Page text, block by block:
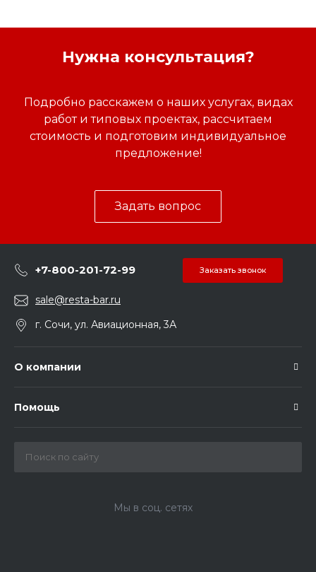
Нужна консультация?
Подробно расскажем о наших услугах, видах
работ и типовых проектах, рассчитаем
стоимость и подготовим индивидуальное
предложение!
Задать вопрос
+7-800-201-72-99 Заказать звонок
sale@resta-bar.ru
г. Сочи, ул. Авиационная, 3А
О компании
Помощь
Мы в соц. сетях